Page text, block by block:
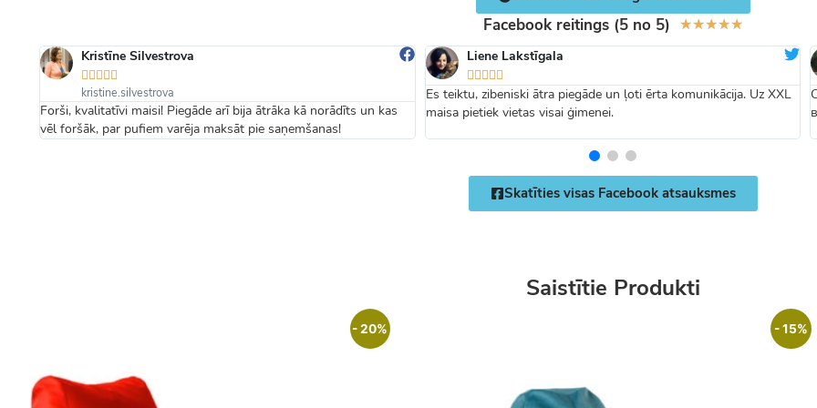
Facebook reitings (5 no 5) ★★★★★
Kristīne Silvestrova

kristine.silvestrova
Forši, kvalitatīvi maisi! Piegāde arī bija ātrāka kā norādīts un kas
vēl foršāk, par pufiem varēja maksāt pie saņemšanas!
Liene Lakstīgala

Es teiktu, zibeniski ātra piegāde un ļoti ērta komunikācija. Uz XXL
maisa pietiek vietas visai ģimenei.
Skatīties visas Facebook atsauksmes
Saistītie Produkti
- 20% - 15%